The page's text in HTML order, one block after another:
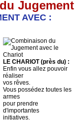
AVEC :
LE CHARIOT (près du) :
Enfin vous allez pouvoir
réaliser
vos rêves.
Vous possédez toutes les
armes
pour prendre
d'importantes
initiatives.